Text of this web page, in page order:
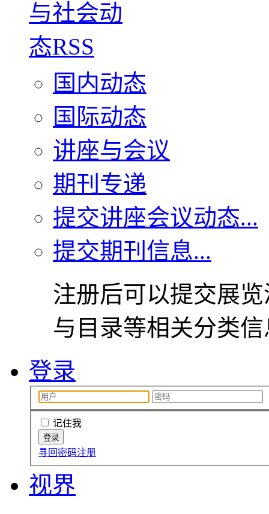
国内动态
国际动态
讲座与会议
期刊专递
提交讲座会议动态...
提交期刊信息...
注册后可以提交展
与目录等相关分类
登录
记住我
寻回密码注册
视界